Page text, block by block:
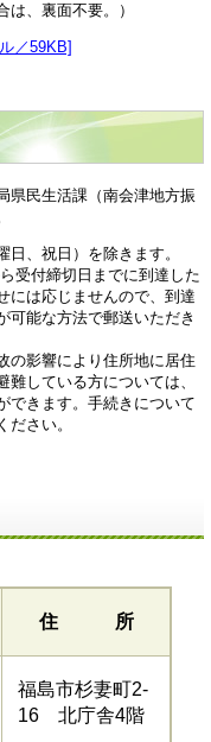
、裏面不要。）
／59KB]
県民生活課（南会津地方振
、祝日）を除きます。
付締切日までに到達した
には応じませんので、到達
可能な方法で郵送いただき
影響により住所地に居住
している方については、
できます。手続きについて
さい。
住 所
福島市杉妻町2-
16 北庁舎4階